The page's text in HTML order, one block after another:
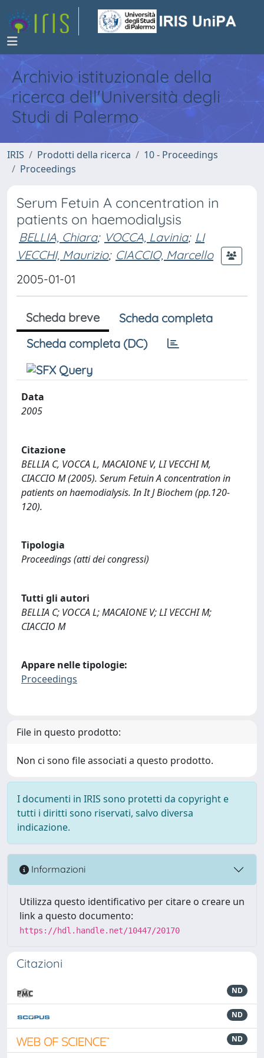
Archivio istituzionale della
ricerca dell'Università degli
Studi di Palermo
IRIS Prodotti della ricerca
10 - Proceedings
Proceedings
Serum Fetuin A concentration in
patients on haemodialysis
BELLIA, Chiara; VOCCA, Lavinia; LI
VECCHI, Maurizio; CIACCIO, Marcello
2005-01-01
Scheda breve
Scheda completa
Scheda completa (DC)
Data
2005
Citazione
BELLIA C, VOCCA L, MACAIONE V, LI VECCHI M,
CIACCIO M (2005). Serum Fetuin A concentration in
patients on haemodialysis. In It J Biochem (pp.120-
120).
Tipologia
Proceedings (atti dei congressi)
Tutti gli autori
BELLIA C; VOCCA L; MACAIONE V; LI VECCHI M;
CIACCIO M
Appare nelle tipologie:
Proceedings
File in questo prodotto:
Non ci sono file associati a questo prodotto.
I documenti in IRIS sono protetti da copyright e
tutti i diritti sono riservati, salvo diversa
indicazione.
Informazioni
Utilizza questo identificativo per citare o creare un
link a questo documento:
https://hdl.handle.net/10447/20170
Citazioni
ND
ND
ND